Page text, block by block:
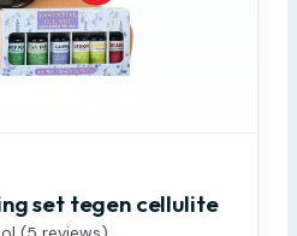
set tegen cellulite